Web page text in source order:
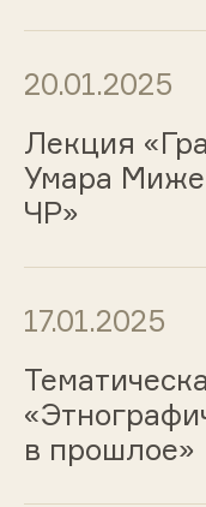
20.01.2025
Лекция
Умара
ЧР»
17.01.2025
в прошлое»